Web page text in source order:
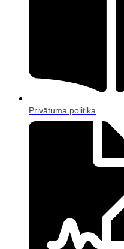
Privātuma politika